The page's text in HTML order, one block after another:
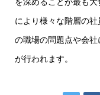
を深めることが最も
により様々な階層の
の職場の問題点や会
が行われます。